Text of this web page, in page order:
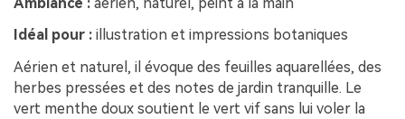
Idéal pour : illustration et impressions botaniques
Aérien et naturel, il évoque des feuilles aquarellées, des
herbes pressées et des notes de jardin tranquille. Le
vert menthe doux soutient le vert vif sans lui voler la